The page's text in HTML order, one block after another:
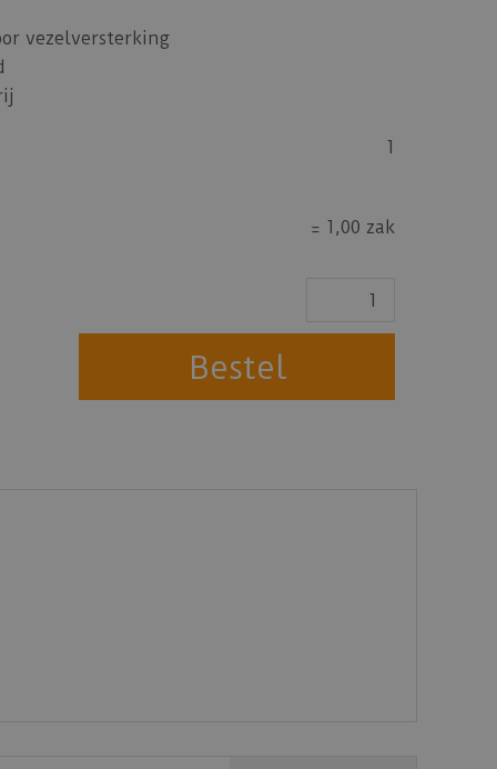
vezelversterking
1
= 1,00 zak